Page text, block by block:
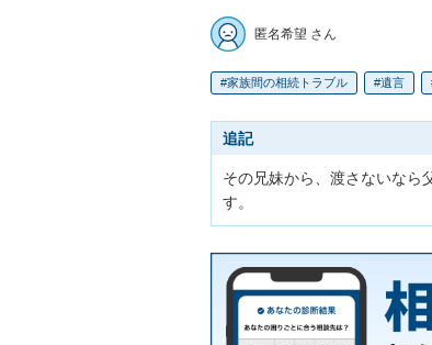
匿名希望 さん
家族間の相続トラブル 遺言
追記
その兄妹から、渡さないなら
す。